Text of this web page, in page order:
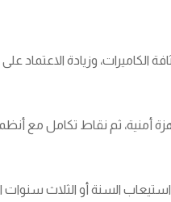
وزيادة الاعتماد على
أمنية، ثم نقاط تكامل مع
السنة أو الثلاث سنوات